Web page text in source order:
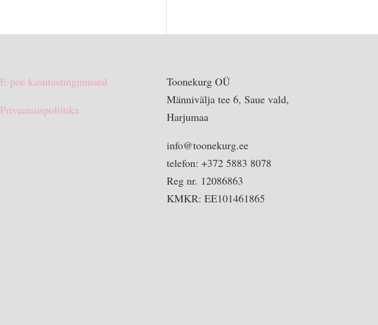
E-poe kasutustingimused
Privaatsuspoliitika
Toonekurg OÜ
Männivälja tee 6, Saue vald,
Harjumaa
info@toonekurg.ee
telefon: +372 5883 8078
Reg nr. 12086863
KMKR: EE101461865